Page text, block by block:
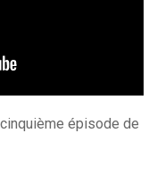
épisode de